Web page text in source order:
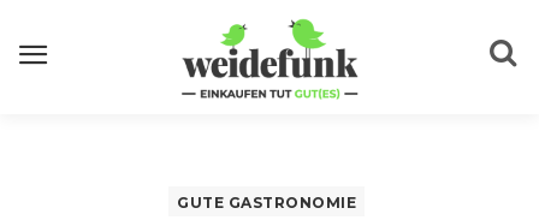
GUTE GASTRONOMIE